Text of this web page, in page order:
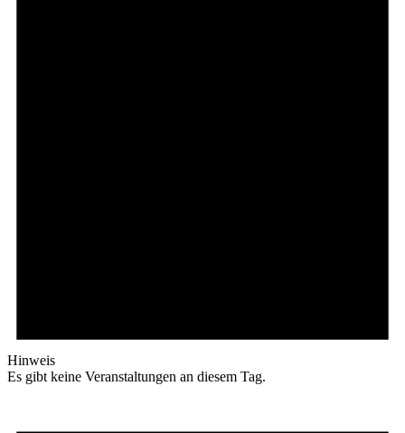
Hinweis
Es gibt keine Veranstaltungen an diesem Tag.